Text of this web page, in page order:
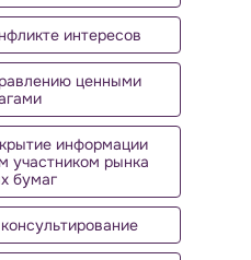
интересов
ценными
информации
участником рынка
бумаг